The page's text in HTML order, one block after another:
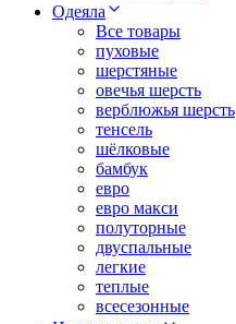
Одеяла
Все товары
пуховые
шерстяные
овечья шерсть
верблюжья шерсть
тенсель
шёлковые
бамбук
евро
евро макси
полуторные
двуспальные
легкие
теплые
всесезонные